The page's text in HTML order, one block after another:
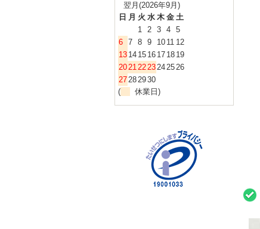
翌月(2026年9月)
日 月 火 水 木 金 土
1 2 3 4 5
6 7 8 9 10 11 12
13 14 15 16 17 18 19
20212223242526
27282930
(
休業日)